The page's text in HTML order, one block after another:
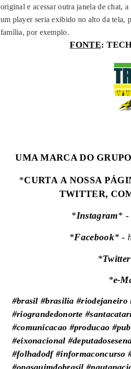
original e acessar outra janela de chat,
um player seria exibido no alto da tela,
família, por exemplo.
FONTE:
UMA MARCA DO GRUPO
*CURTA A NOSSA
TWITTER,
*Instagram* -
*Facebook* -
*Twitter
*e-
#brasil #brasilia #riodejaneiro
#riograndedonorte
#comunicacao #producao
#eixonacional
#folhadodf #informaconcurso